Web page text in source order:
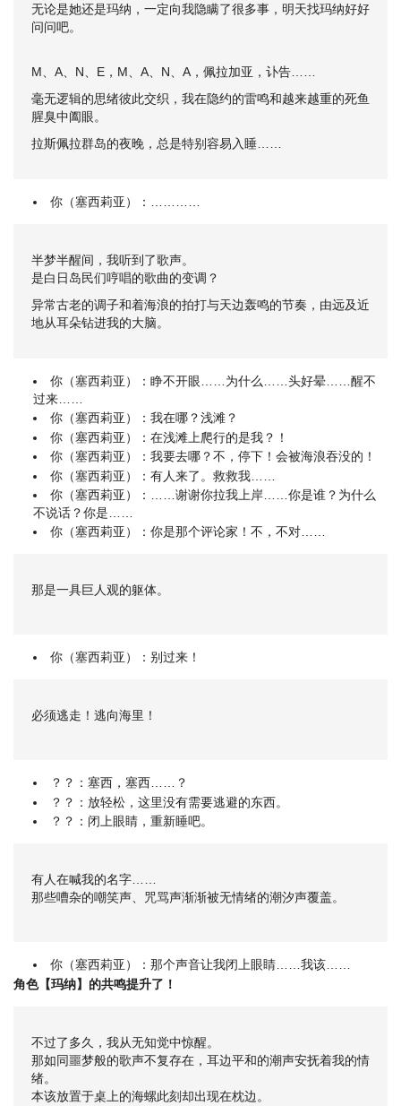
无论是她还是玛纳，一定向我隐瞒了很多事，明天找玛纳好好
问问吧。
M、A、N、E，M、A、N、A，佩拉加亚，讣告……
毫无逻辑的思绪彼此交织，我在隐约的雷鸣和越来越重的死鱼
腥臭中阖眼。
拉斯佩拉群岛的夜晚，总是特别容易入睡……
你（塞西莉亚）：…………
半梦半醒间，我听到了歌声。
是白日岛民们哼唱的歌曲的变调？
异常古老的调子和着海浪的拍打与天边轰鸣的节奏，由远及近
地从耳朵钻进我的大脑。
你（塞西莉亚）：睁不开眼……为什么……头好晕……醒不
过来……
你（塞西莉亚）：我在哪？浅滩？
你（塞西莉亚）：在浅滩上爬行的是我？！
你（塞西莉亚）：我要去哪？不，停下！会被海浪吞没的！
你（塞西莉亚）：有人来了。救救我……
你（塞西莉亚）：……谢谢你拉我上岸……你是谁？为什么
不说话？你是……
你（塞西莉亚）：你是那个评论家！不，不对……
那是一具巨人观的躯体。
你（塞西莉亚）：别过来！
必须逃走！逃向海里！
？？：塞西，塞西……？
？？：放轻松，这里没有需要逃避的东西。
？？：闭上眼睛，重新睡吧。
有人在喊我的名字……
那些嘈杂的嘲笑声、咒骂声渐渐被无情绪的潮汐声覆盖。
你（塞西莉亚）：那个声音让我闭上眼睛……我该……
角色【玛纳】的共鸣提升了！
不过了多久，我从无知觉中惊醒。
那如同噩梦般的歌声不复存在，耳边平和的潮声安抚着我的情
绪。
本该放置于桌上的海螺此刻却出现在枕边。